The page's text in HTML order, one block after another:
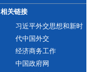
相关链接
习近平外交思想和新时
代中国外交
经济商务工作
中国政府网